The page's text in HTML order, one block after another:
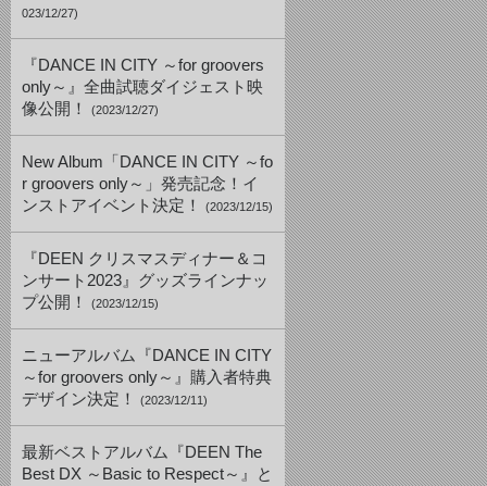
023/12/27)
『DANCE IN CITY ～for groovers
only～』全曲試聴ダイジェスト映
像公開！
(2023/12/27)
New Album「DANCE IN CITY ～fo
r groovers only～」発売記念！イ
ンストアイベント決定！
(2023/12/15)
『DEEN クリスマスディナー＆コ
ンサート2023』グッズラインナッ
プ公開！
(2023/12/15)
ニューアルバム『DANCE IN CITY
～for groovers only～』購入者特典
デザイン決定！
(2023/12/11)
最新ベストアルバム『DEEN The
Best DX ～Basic to Respect～』と